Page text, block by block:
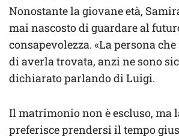
Nonostante la giovane età,
mai nascosto di guardare al
consapevolezza. «La persona
di averla trovata, anzi ne sono
dichiarato parlando di Luigi.
Il matrimonio non è escluso, ma
preferisce prendersi il tempo